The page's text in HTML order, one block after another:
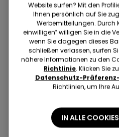
Bikinislip zum Binden
Country Vibe
€ 9,00
Niedrigster Preis in den letzten 30
1
Website surfen? Mit den
Ihnen persönlich auf Sie
Werbemitteilungen. Durch
einwilligen‟ willigen Sie in die
wenn Sie dagegen dieses
schließen verlassen, surfen
nähere Informationen zu den
Richtlinie. Klicken Sie
Datenschutz-
Richtlinien, um Ihre
IN ALLE